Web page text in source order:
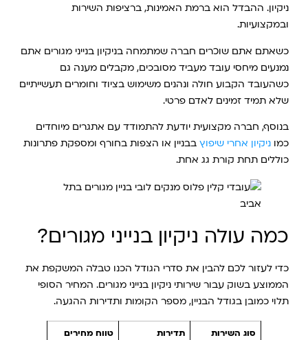
ניקיון. ההבדל הוא ברמת האמינות, ברציפות השירות
ובמקצועיות.
כשאתם אתם שוכרים חברה שמתמחה בניקיון בנייני מגורים אתם
נמנעים מיחסי עובד מעביד מסובכים, מקבלים מענה גם
כשהעובד הקבוע חולה ונהנים משימוש בציוד וחומרים תעשייתיים
שלא תמיד זמינים לאדם פרטי.
בנוסף, חברה מקצועית יודעת להתמודד עם אתגרים מיוחדים
כמו ניקיון אחרי שיפוץבבניין או הצפות בחורף ומספקת פתרונות
כוללים תחת קורת גג אחת.
כמה עולה ניקיון בנייני מגורים?
כדי לעזור לכם להבין את סדרי הגודל הכנו טבלה המשקפת את
הממוצע בשוק עבור שירותי ניקיון בנייני מגורים. המחיר הסופי
תלוי כמובן בגודל הבניין, מספר הקומות ותדירות ההגעה.
סוג השירות תדירות
טווח מחירים